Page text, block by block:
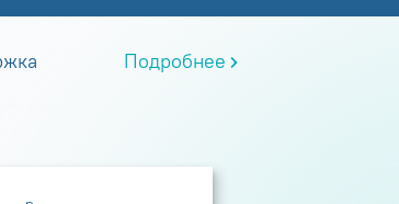
Подробнее